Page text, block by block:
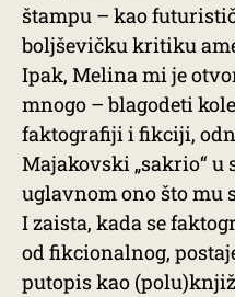
štampu – kao
boljševičku kritiku
Ipak, Melina mi je
mnogo – blagodeti
faktografiji i fikciji,
Majakovski „sakrio“ u
uglavnom ono što mu
I zaista, kada se
od fikcionalnog,
putopis kao